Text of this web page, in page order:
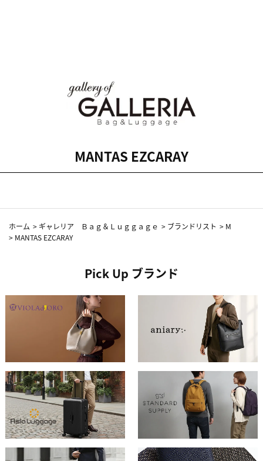
MANTAS EZCARAY
ホーム > ギャレリア Ｂａｇ＆Ｌｕｇｇａｇｅ > ブランドリスト > M
> MANTAS EZCARAY
Pick Up ブランド